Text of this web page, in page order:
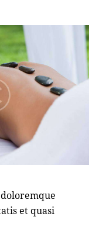
et quasi